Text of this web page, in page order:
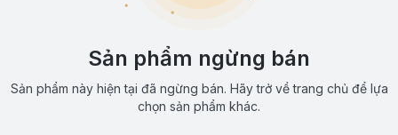
Sản phẩm ngừng bán
Sản phẩm này hiện tại đã ngừng bán. Hãy trở về trang chủ để lựa
chọn sản phẩm khác.